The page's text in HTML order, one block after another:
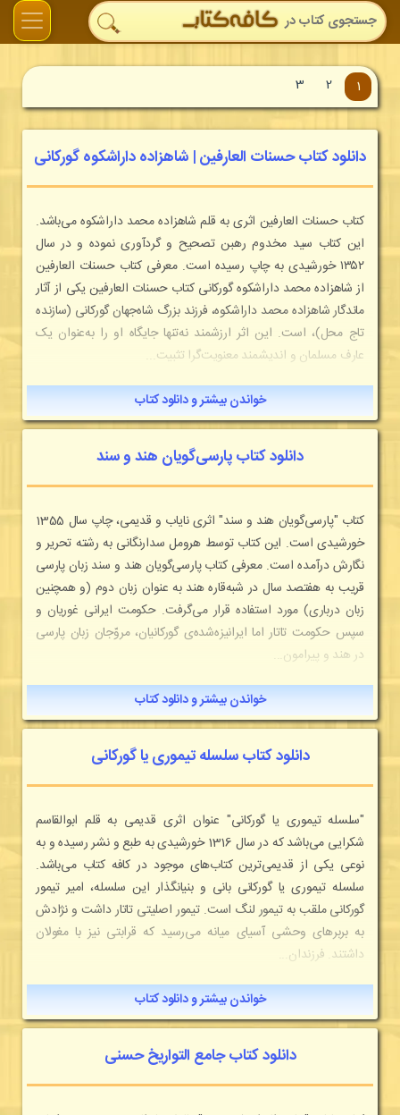
1
2
3
دانلود کتاب حسنات العارفین | شاهزاده داراشکوه گورکانی
کتاب حسنات العارفین اثری به قلم شاهزاده محمد داراشکوه می‌باشد.
این کتاب سید مخدوم رهبن تصحیح و گردآوری نموده و در سال
۱۳۵۲ خورشیدی به چاپ رسیده است. معرفی کتاب حسنات العارفین
از شاهزاده محمد داراشکوه گورکانی کتاب حسنات العارفین یکی از آثار
ماندگار شاهزاده محمد داراشکوه، فرزند بزرگ شاه‌جهان گورکانی (سازنده
تاج محل)، است. این اثر ارزشمند نه‌تنها جایگاه او را به‌عنوان یک
عارف مسلمان و اندیشمند معنویت‌گرا تثبیت...
خواندن بیشتر و دانلود کتاب
دانلود کتاب پارسی‌گویان هند و سند
کتاب "پارسی‌گویان هند و سند" اثری نایاب و قدیمی، چاپ سال 1355
خورشیدی است. این کتاب توسط هرومل سدارنگانی به رشته تحریر و
نگارش درآمده است. معرفی کتاب پارسی‌گویان هند و سند زبان پارسی
قریب به هفتصد سال در شبه‌قاره هند به عنوان زبان دوم (و همچنین
زبان درباری) مورد استفاده قرار می‌گرفت. حکومت ایرانی‌ غوریان و
سپس حکومت تاتار اما ایرانیزه‌شده‌ی گورکانیان، مروّجان زبان پارسی
در هند و پیرامون...
خواندن بیشتر و دانلود کتاب
دانلود کتاب سلسله تیموری یا گورکانی
"سلسله تیموری یا گورکانی" عنوان اثری قدیمی به قلم ابوالقاسم
شکرایی می‌باشد که در سال 1316 خورشیدی به طبع و نشر رسیده و به
نوعی یکی از قدیمی‌ترین کتاب‌های موجود در کافه کتاب می‌باشد.
سلسله تیموری یا گورکانی بانی و بنیانگذار این سلسله، امیر تیمور
گورکانی ملقب به تیمور لنگ است. تیمور اصلیتی تاتار داشت و نژادش
به بربرهای وحشی آسیای میانه می‌رسید که قرابتی نیز با مغولان
داشتند. فرزندان...
خواندن بیشتر و دانلود کتاب
دانلود کتاب جامع التواریخ حسنی